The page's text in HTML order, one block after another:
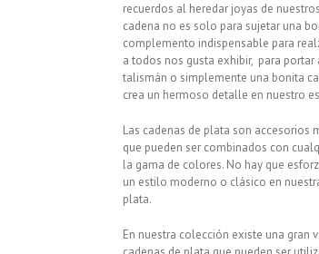
recuerdos al heredar joyas de
cadena no es solo para sujetar una
complemento indispensable para
a todos nos gusta exhibir, para
talismán o simplemente una bonita
crea un hermoso detalle en nuestro
Las cadenas de plata son accesorios
que pueden ser combinados con
la gama de colores. No hay que
un estilo moderno o clásico en
plata.
En nuestra colección existe una gran